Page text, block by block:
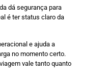
dá segurança para
é ter status claro da
e ajuda a
no momento certo.
vale tanto quanto